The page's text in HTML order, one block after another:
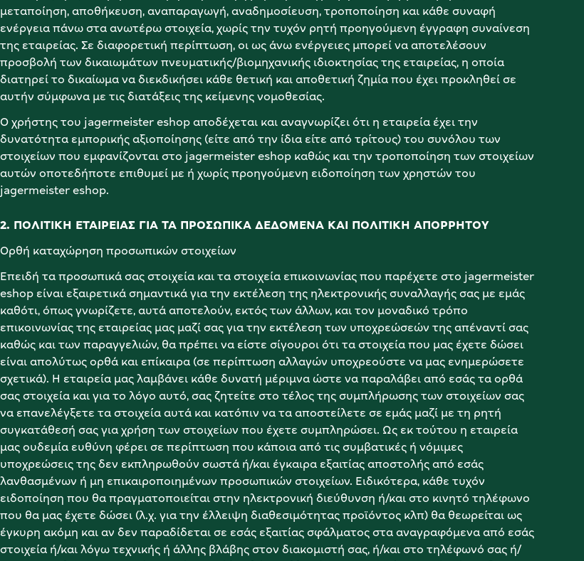
μεταποίηση, αποθήκευση, αναπαραγωγή, αναδημοσίευση, τροποποίηση και κάθε συναφή
ενέργεια πάνω στα ανωτέρω στοιχεία, χωρίς την τυχόν ρητή προηγούμενη έγγραφη συναίνεση
της εταιρείας. Σε διαφορετική περίπτωση, οι ως άνω ενέργειες μπορεί να αποτελέσουν
προσβολή των δικαιωμάτων πνευματικής/βιομηχανικής ιδιοκτησίας της εταιρείας, η οποία
διατηρεί το δικαίωμα να διεκδικήσει κάθε θετική και αποθετική ζημία που έχει προκληθεί σε
αυτήν σύμφωνα με τις διατάξεις της κείμενης νομοθεσίας.
Ο χρήστης του jagermeister eshop αποδέχεται και αναγνωρίζει ότι η εταιρεία έχει την
δυνατότητα εμπορικής αξιοποίησης (είτε από την ίδια είτε από τρίτους) του συνόλου των
στοιχείων που εμφανίζονται στο jagermeister eshop καθώς και την τροποποίηση των στοιχείων
αυτών οποτεδήποτε επιθυμεί με ή χωρίς προηγούμενη ειδοποίηση των χρηστών του
jagermeister eshop.
2. ΠΟΛΙΤΙΚΗ ΕΤΑΙΡΕΙΑΣ ΓΙΑ ΤΑ ΠΡΟΣΩΠΙΚΑ ΔΕΔΟΜΕΝΑ ΚΑΙ ΠΟΛΙΤΙΚΗ ΑΠΟΡΡΗΤΟΥ
Ορθή καταχώρηση προσωπικών στοιχείων
Επειδή τα προσωπικά σας στοιχεία και τα στοιχεία επικοινωνίας που παρέχετε στο jagermeister
eshop είναι εξαιρετικά σημαντικά για την εκτέλεση της ηλεκτρονικής συναλλαγής σας με εμάς
καθότι, όπως γνωρίζετε, αυτά αποτελούν, εκτός των άλλων, και τον μοναδικό τρόπο
επικοινωνίας της εταιρείας μας μαζί σας για την εκτέλεση των υποχρεώσεών της απέναντί σας
καθώς και των παραγγελιών, θα πρέπει να είστε σίγουροι ότι τα στοιχεία που μας έχετε δώσει
είναι απολύτως ορθά και επίκαιρα (σε περίπτωση αλλαγών υποχρεούστε να μας ενημερώσετε
σχετικά). Η εταιρεία μας λαμβάνει κάθε δυνατή μέριμνα ώστε να παραλάβει από εσάς τα ορθά
σας στοιχεία και για το λόγο αυτό, σας ζητείτε στο τέλος της συμπλήρωσης των στοιχείων σας
να επανελέγξετε τα στοιχεία αυτά και κατόπιν να τα αποστείλετε σε εμάς μαζί με τη ρητή
συγκατάθεσή σας για χρήση των στοιχείων που έχετε συμπληρώσει. Ως εκ τούτου η εταιρεία
μας ουδεμία ευθύνη φέρει σε περίπτωση που κάποια από τις συμβατικές ή νόμιμες
υποχρεώσεις της δεν εκπληρωθούν σωστά ή/και έγκαιρα εξαιτίας αποστολής από εσάς
λανθασμένων ή μη επικαιροποιημένων προσωπικών στοιχείων. Ειδικότερα, κάθε τυχόν
ειδοποίηση που θα πραγματοποιείται στην ηλεκτρονική διεύθυνση ή/και στο κινητό τηλέφωνο
που θα μας έχετε δώσει (λ.χ. για την έλλειψη διαθεσιμότητας προϊόντος κλπ) θα θεωρείται ως
έγκυρη ακόμη και αν δεν παραδίδεται σε εσάς εξαιτίας σφάλματος στα αναγραφόμενα από εσάς
στοιχεία ή/και λόγω τεχνικής ή άλλης βλάβης στον διακομιστή σας, ή/και στο τηλέφωνό σας ή/